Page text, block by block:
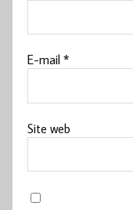
E-mail*
Site web